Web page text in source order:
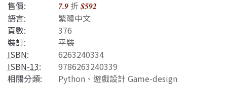
售價:
7.9折$592
語言:
繁體中文
頁數:
376
裝訂:
平裝
ISBN:
6263240334
ISBN-13:
9786263240339
相關分類:
Python 、 遊戲設計 Game-design